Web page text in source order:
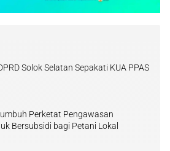
Solok Selatan Sepakati KUA PPAS
Perketat Pengawasan
Bersubsidi bagi Petani Lokal